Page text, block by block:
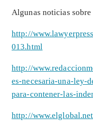
Algunas noticias sobre
http://
013.html
http://
es-necesaria-una-ley-
para-contener-las-
http://